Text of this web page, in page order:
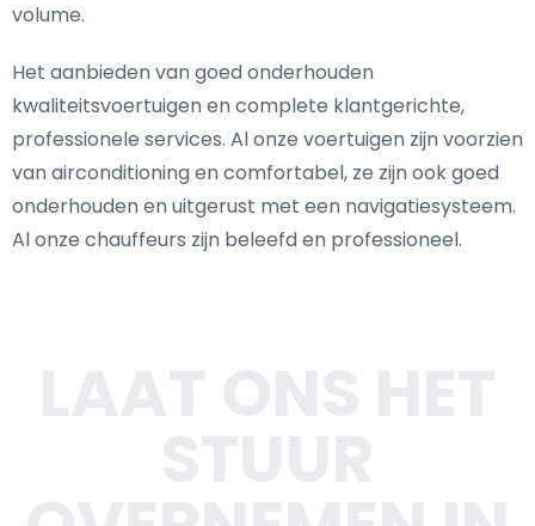
volume.
Het aanbieden van goed onderhouden
kwaliteitsvoertuigen en complete klantgerichte,
professionele services. Al onze voertuigen zijn voorzien
van airconditioning en comfortabel, ze zijn ook goed
onderhouden en uitgerust met een navigatiesysteem.
Al onze chauffeurs zijn beleefd en professioneel.